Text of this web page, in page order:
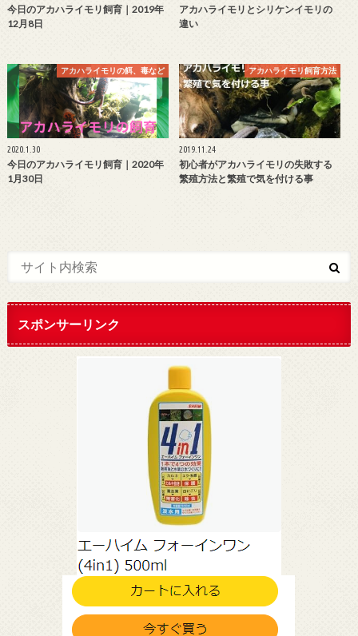
今日のアカハライモリ飼育｜2019年
12月8日
アカハライモリとシリケンイモリの
違い
アカハライモリの餌、毒など
2020.1.30
今日のアカハライモリ飼育｜2020年
1月30日
アカハライモリ飼育方法
2019.11.24
初心者がアカハライモリの失敗する
繁殖方法と繁殖で気を付ける事
スポンサーリンク